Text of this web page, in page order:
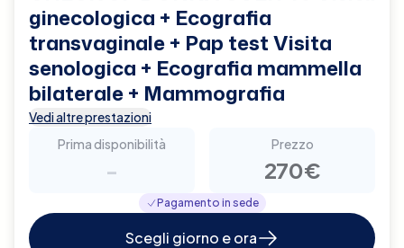
ginecologica + Ecografia
transvaginale + Pap test Visita
senologica + Ecografia mammella
bilaterale + Mammografia
Vedi altre prestazioni
Prima disponibilità
-
Prezzo
270€
Pagamento in sede
Scegli giorno e ora